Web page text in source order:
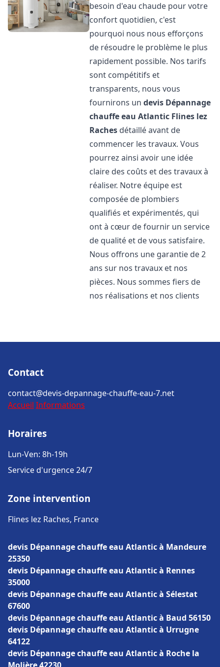
besoin d'eau chaude pour votre
confort quotidien, c'est
pourquoi nous nous efforçons
de résoudre le problème le plus
rapidement possible. Nos tarifs
sont compétitifs et
transparents, nous vous
fournirons undevis Dépannage
chauffe eau Atlantic Flines lez
Raches détaillé avant de
commencer les travaux. Vous
pourrez ainsi avoir une idée
claire des coûts et des travaux à
réaliser. Notre équipe est
composée de plombiers
qualifiés et expérimentés, qui
ont à cœur de fournir un service
de qualité et de vous satisfaire.
Nous offrons une garantie de 2
ans sur nos travaux et nos
pièces. Nous sommes fiers de
nos réalisations et nos clients
Contact
contact@devis-depannage-chauffe-eau-7.net
Accueil Informations
Horaires
Lun-Ven: 8h-19h
Service d'urgence 24/7
Zone intervention
Flines lez Raches, France
devis Dépannage chauffe eau Atlantic à Mandeure
25350
devis Dépannage chauffe eau Atlantic à Rennes
35000
devis Dépannage chauffe eau Atlantic à Sélestat
67600
devis Dépannage chauffe eau Atlantic à Baud 56150
devis Dépannage chauffe eau Atlantic à Urrugne
64122
devis Dépannage chauffe eau Atlantic à Roche la